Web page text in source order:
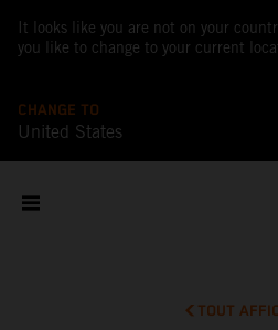
It looks like you are not on your
you like to change to your current
CHANGE TO
United States
TOUT